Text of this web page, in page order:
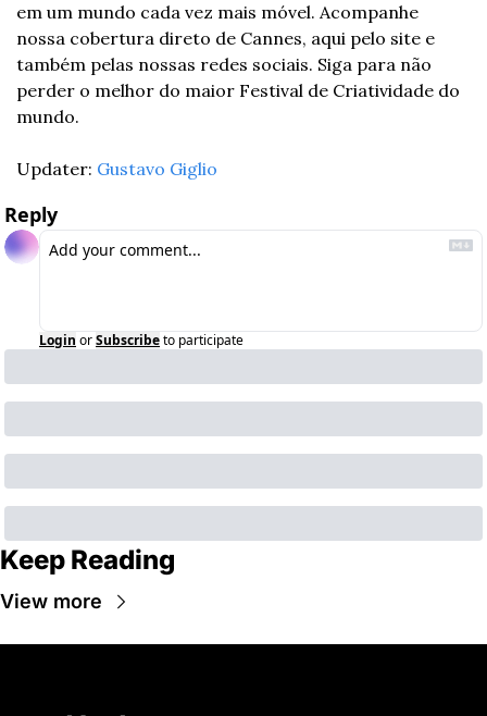
em um mundo cada vez mais móvel. Acompanhe
nossa cobertura direto de Cannes, aqui pelo site e
também pelas nossas redes sociais. Siga para não
perder o melhor do maior Festival de Criatividade do
mundo.
Updater: Gustavo Giglio
Reply
Login orSubscribeto participate
Keep Reading
View more